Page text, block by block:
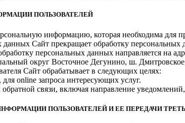
ПОЛЬЗОВАТЕЛЕЙ
информацию, которая необходима для
данных Сайт прекращает обработку
персональных данных направляется на
округ Восточное Дегунино, ш.
Сайт обрабатывает в следующих целях:
online запроса интересующих услуг.
связи, включая направление
ПОЛЬЗОВАТЕЛЕЙ И ЕЕ ПЕРЕДАЧИ